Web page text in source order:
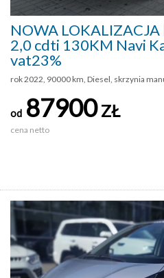
NOWA
2,0 cdti 130KM Navi
vat23%
rok 2022, 90000 km, Diesel, skrzynia
od 87900ZŁ
cena netto